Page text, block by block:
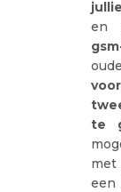
en
te
een